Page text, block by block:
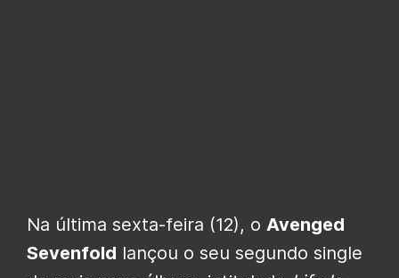
Na última sexta-feira (12), o Avenged
Sevenfold lançou o seu segundo single